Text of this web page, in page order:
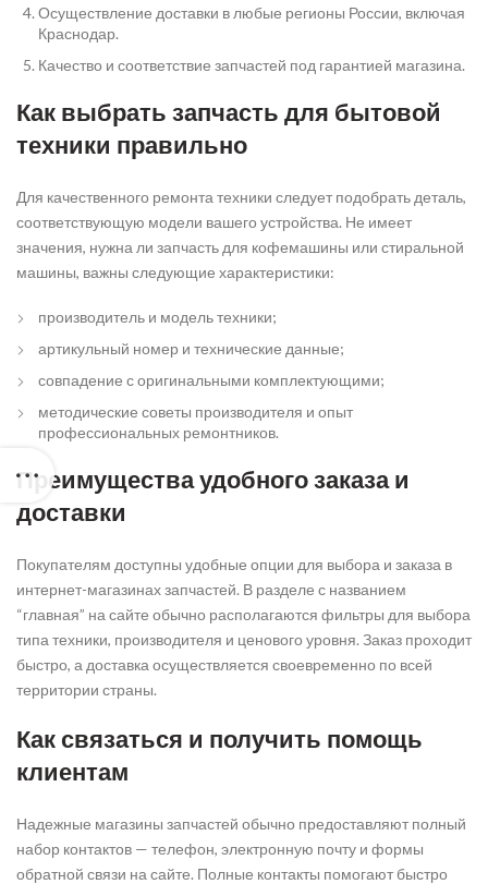
Осуществление доставки в любые регионы России, включая
Краснодар.
Качество и соответствие запчастей под гарантией магазина.
Как выбрать запчасть для бытовой
техники правильно
Для качественного ремонта техники следует подобрать деталь,
соответствующую модели вашего устройства. Не имеет
значения, нужна ли запчасть для кофемашины или стиральной
машины, важны следующие характеристики:
производитель и модель техники;
артикульный номер и технические данные;
совпадение с оригинальными комплектующими;
методические советы производителя и опыт
профессиональных ремонтников.
Преимущества удобного заказа и
доставки
Покупателям доступны удобные опции для выбора и заказа в
интернет-магазинах запчастей. В разделе с названием
“главная” на сайте обычно располагаются фильтры для выбора
типа техники, производителя и ценового уровня. Заказ проходит
быстро, а доставка осуществляется своевременно по всей
территории страны.
Как связаться и получить помощь
клиентам
Надежные магазины запчастей обычно предоставляют полный
набор контактов — телефон, электронную почту и формы
обратной связи на сайте. Полные контакты помогают быстро